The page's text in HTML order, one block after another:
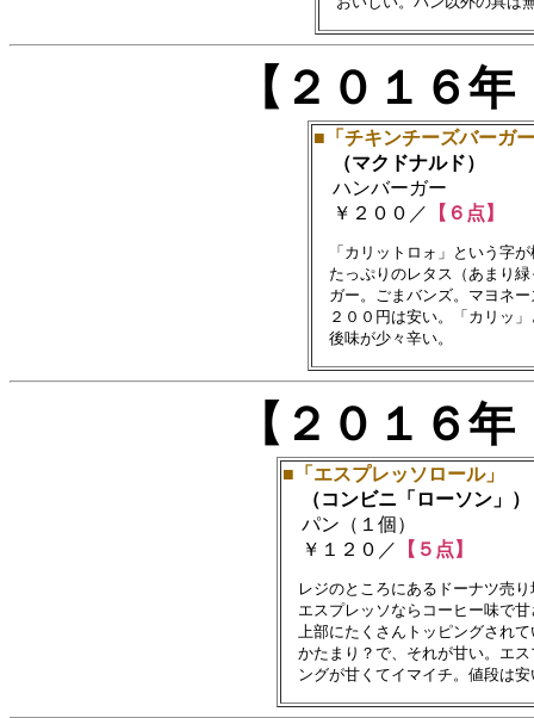
【２０１６
■「チキンチーズバーガ
（マクドナルド）
ハンバーガー
￥２００／ 【６点】
「カリットロォ」という字が
たっぷりのレタス（あまり
ガー。ごまバンズ。マヨネ
２００円は安い。「カリッ」
【２０１６
■「エスプレッソロール」
（コンビニ「ローソン」）
パン（１個）
￥１２０／ 【５点】
レジのところにあるドーナツ売
エスプレッソならコーヒー味で
上部にたくさんトッピングされ
かたまり？で、それが甘い。エ